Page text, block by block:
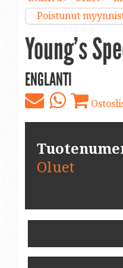
Poistunut
Young’s
ENGLANTI
Oluet